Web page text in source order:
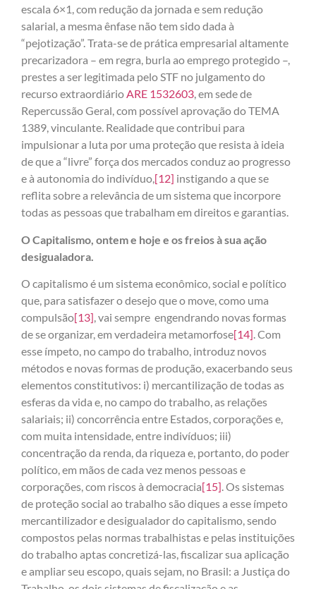
escala 6×1, com redução da jornada e sem redução
salarial, a mesma ênfase não tem sido dada à
“pejotização”. Trata-se de prática empresarial altamente
precarizadora – em regra, burla ao emprego protegido –,
prestes a ser legitimada pelo STF no julgamento do
recurso extraordiárioARE 1532603, em sede de
Repercussão Geral, com possível aprovação do TEMA
1389, vinculante. Realidade que contribui para
impulsionar a luta por uma proteção que resista à ideia
de que a “livre” força dos mercados conduz ao progresso
e à autonomia do indivíduo,[12] instigando a que se
reflita sobre a relevância de um sistema que incorpore
todas as pessoas que trabalham em direitos e garantias.
O Capitalismo, ontem e hoje e os freios à sua ação
desigualadora.
O capitalismo é um sistema econômico, social e político
que, para satisfazer o desejo que o move, como uma
compulsão[13], vai sempre engendrando novas formas
de se organizar, em verdadeira metamorfose[14]. Com
esse ímpeto, no campo do trabalho, introduz novos
métodos e novas formas de produção, exacerbando seus
elementos constitutivos: i) mercantilização de todas as
esferas da vida e, no campo do trabalho, as relações
salariais; ii) concorrência entre Estados, corporações e,
com muita intensidade, entre indivíduos; iii)
concentração da renda, da riqueza e, portanto, do poder
político, em mãos de cada vez menos pessoas e
corporações, com riscos à democracia[15]. Os sistemas
de proteção social ao trabalho são diques a esse ímpeto
mercantilizador e desigualador do capitalismo, sendo
compostos pelas normas trabalhistas e pelas instituições
do trabalho aptas concretizá-las, fiscalizar sua aplicação
e ampliar seu escopo, quais sejam, no Brasil: a Justiça do